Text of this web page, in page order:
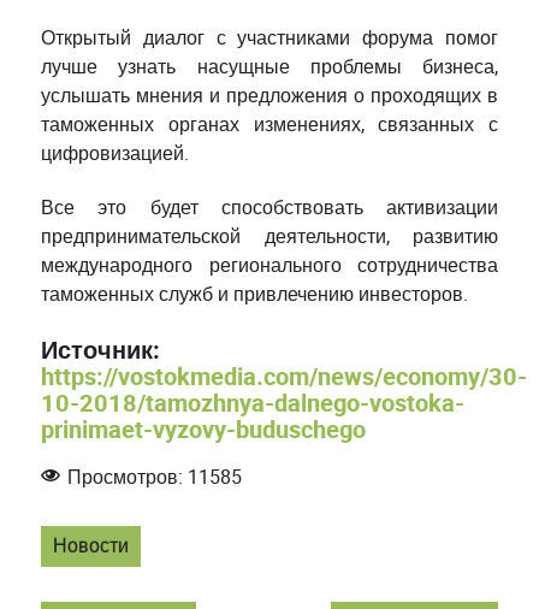
Открытый диалог с участниками форума помог
лучше узнать насущные проблемы бизнеса,
услышать мнения и предложения о проходящих в
таможенных органах изменениях, связанных с
цифровизацией.
Все это будет способствовать активизации
предпринимательской деятельности, развитию
международного регионального сотрудничества
таможенных служб и привлечению инвесторов.
Источник:
https://vostokmedia.com/news/economy/30-
10-2018/tamozhnya-dalnego-vostoka-
prinimaet-vyzovy-buduschego
Просмотров: 11585
Новости